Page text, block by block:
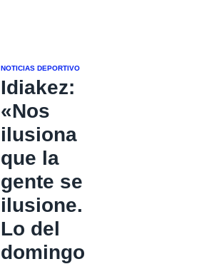
NOTICIAS DEPORTIVO
Idiakez:
«Nos
ilusiona
que la
gente se
ilusione.
Lo del
domingo